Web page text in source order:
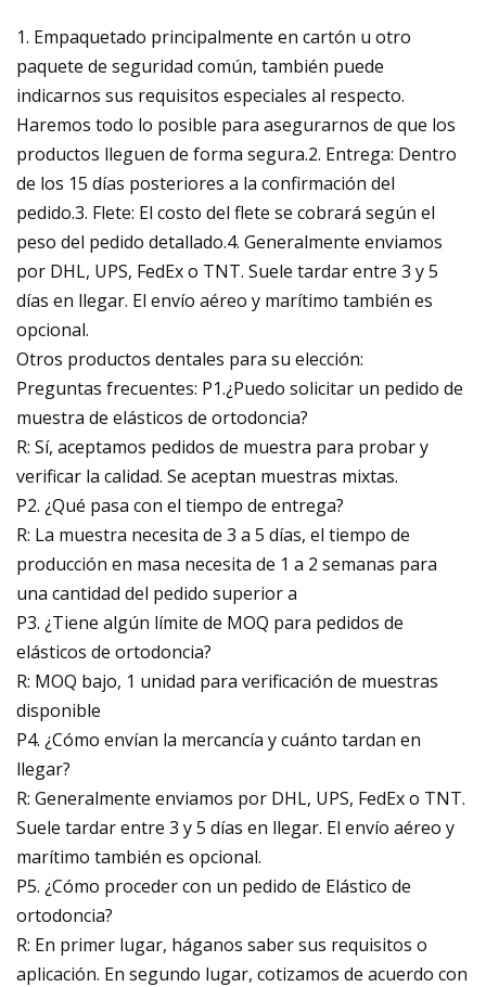
1. Empaquetado principalmente en cartón u otro
paquete de seguridad común, también puede
indicarnos sus requisitos especiales al respecto.
Haremos todo lo posible para asegurarnos de que los
productos lleguen de forma segura.2. Entrega: Dentro
de los 15 días posteriores a la confirmación del
pedido.3. Flete: El costo del flete se cobrará según el
peso del pedido detallado.4. Generalmente enviamos
por DHL, UPS, FedEx o TNT. Suele tardar entre 3 y 5
días en llegar. El envío aéreo y marítimo también es
opcional.
Otros productos dentales para su elección:
Preguntas frecuentes: P1.¿Puedo solicitar un pedido de
muestra de elásticos de ortodoncia?
R: Sí, aceptamos pedidos de muestra para probar y
verificar la calidad. Se aceptan muestras mixtas.
P2. ¿Qué pasa con el tiempo de entrega?
R: La muestra necesita de 3 a 5 días, el tiempo de
producción en masa necesita de 1 a 2 semanas para
una cantidad del pedido superior a
P3. ¿Tiene algún límite de MOQ para pedidos de
elásticos de ortodoncia?
R: MOQ bajo, 1 unidad para verificación de muestras
disponible
P4. ¿Cómo envían la mercancía y cuánto tardan en
llegar?
R: Generalmente enviamos por DHL, UPS, FedEx o TNT.
Suele tardar entre 3 y 5 días en llegar. El envío aéreo y
marítimo también es opcional.
P5. ¿Cómo proceder con un pedido de Elástico de
ortodoncia?
R: En primer lugar, háganos saber sus requisitos o
aplicación. En segundo lugar, cotizamos de acuerdo con